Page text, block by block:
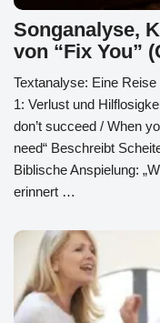
Songanalyse,
von “Fix You”
Textanalyse: Eine
1: Verlust und
don’t succeed / When
need“ Beschreibt
Biblische Anspielung:
erinnert …